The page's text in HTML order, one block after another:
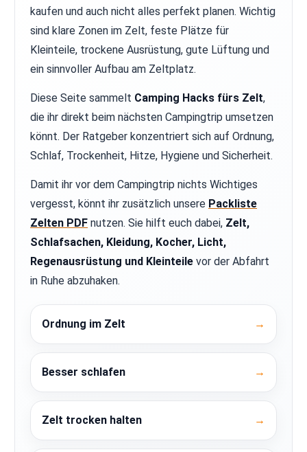
kaufen und auch nicht alles perfekt planen. Wichtig
sind klare Zonen im Zelt, feste Plätze für
Kleinteile, trockene Ausrüstung, gute Lüftung und
ein sinnvoller Aufbau am Zeltplatz.
Diese Seite sammelt Camping Hacks fürs Zelt,
die ihr direkt beim nächsten Campingtrip umsetzen
könnt. Der Ratgeber konzentriert sich auf Ordnung,
Schlaf, Trockenheit, Hitze, Hygiene und Sicherheit.
Damit ihr vor dem Campingtrip nichts Wichtiges
vergesst, könnt ihr zusätzlich unsere Packliste
Zelten PDF nutzen. Sie hilft euch dabei, Zelt,
Schlafsachen, Kleidung, Kocher, Licht,
Regenausrüstung und Kleinteile vor der Abfahrt
in Ruhe abzuhaken.
Ordnung im Zelt →
Besser schlafen →
Zelt trocken halten →